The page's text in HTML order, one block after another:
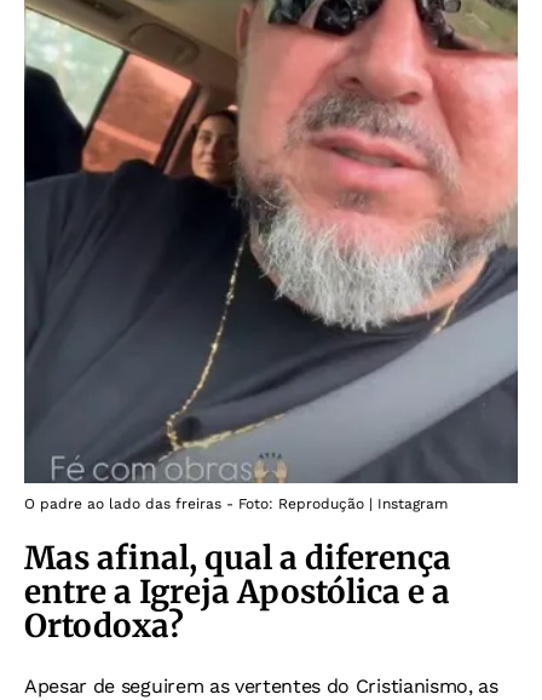
O padre ao lado das freiras - Foto: Reprodução | Instagram
Mas afinal, qual a diferença
entre a Igreja Apostólica e a
Ortodoxa?
Apesar de seguirem as vertentes do Cristianismo, as